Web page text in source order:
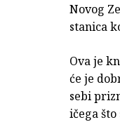
Novog
stanica
Ova je
će je
sebi
ičega